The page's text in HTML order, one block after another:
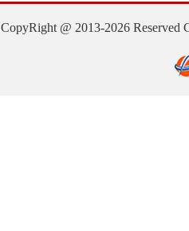
CopyRight @ 2013-2026